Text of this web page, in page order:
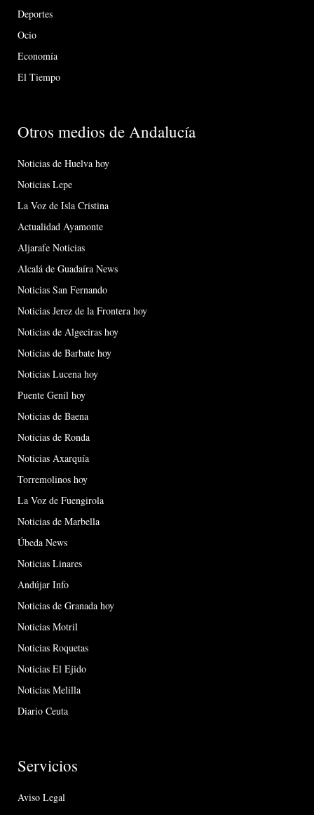
Deportes
Ocio
Economía
El Tiempo
Otros medios de Andalucía
Noticias de Huelva hoy
Noticias Lepe
La Voz de Isla Cristina
Actualidad Ayamonte
Aljarafe Noticias
Alcalá de Guadaíra News
Noticias San Fernando
Noticias Jerez de la Frontera hoy
Noticias de Algeciras hoy
Noticias de Barbate hoy
Noticias Lucena hoy
Puente Genil hoy
Noticias de Baena
Noticias de Ronda
Noticias Axarquía
Torremolinos hoy
La Voz de Fuengirola
Noticias de Marbella
Úbeda News
Noticias Linares
Andújar Info
Noticias de Granada hoy
Noticias Motril
Noticias Roquetas
Noticias El Ejido
Noticias Melilla
Diario Ceuta
Servicios
Aviso Legal